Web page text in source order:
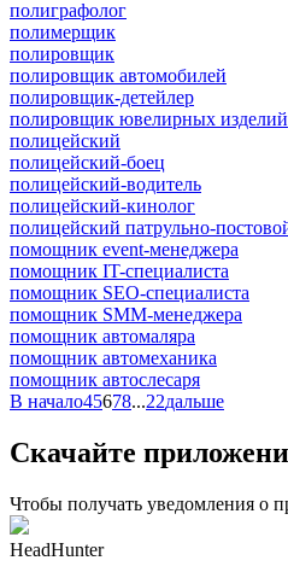
полиграфолог
полимерщик
полировщик
полировщик автомобилей
полировщик-детейлер
полировщик ювелирных изделий
полицейский
полицейский-боец
полицейский-водитель
полицейский-кинолог
полицейский патрульно-
помощник event-менеджера
помощник IT-специалиста
помощник SEO-специалиста
помощник SMM-менеджера
помощник автомаляра
помощник автомеханика
помощник автослесаря
В начало45678...22дальше
Скачайте
Чтобы получать уведомления о
HeadHunter